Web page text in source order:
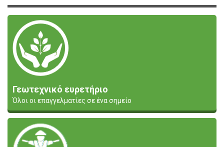
Γεωτεχνικό ευρετήριο
Όλοι οι επαγγελματίες σε ένα σημείο